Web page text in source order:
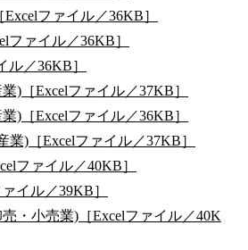
ファイル／36KB］
ファイル／36KB］
ル／36KB］
)［Excelファイル／37KB］
)［Excelファイル／36KB］
業)［Excelファイル／37KB］
ファイル／40KB］
イル／39KB］
・小売業)［Excelファイル／40K